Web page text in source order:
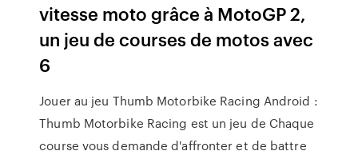
vitesse moto grâce à MotoGP 2,
un jeu de courses de motos avec
6
Jouer au jeu Thumb Motorbike Racing Android :
Thumb Motorbike Racing est un jeu de Chaque
course vous demande d'affronter et de battre